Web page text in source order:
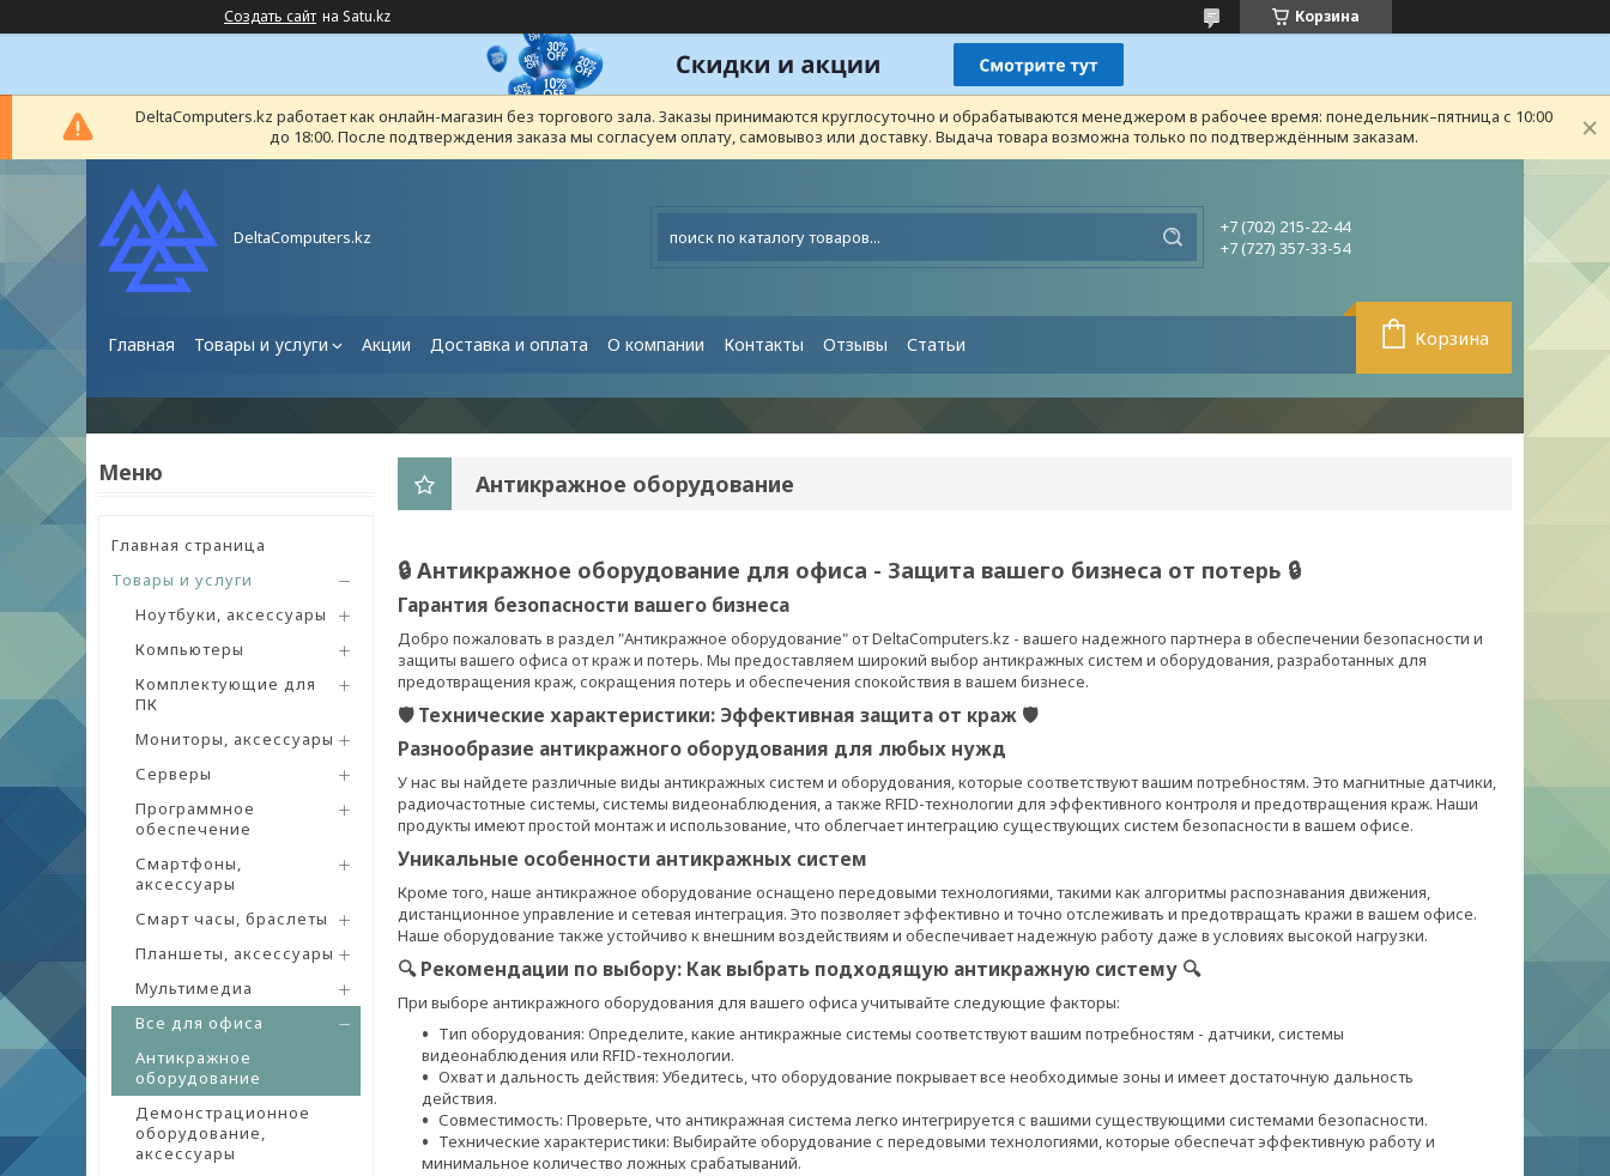
Создать сайт на Satu.kz Корзина
DeltaComputers.kz работает как онлайн-магазин без торгового зала. Заказы принимаются круглосуточно и обрабатываются менеджером в рабочее время: понедельник–пятница с 10:00
до 18:00. После подтверждения заказа мы согласуем оплату, самовывоз или доставку. Выдача товара возможна только по подтверждённым заказам.
DeltaComputers.kz
+7 (702) 215-22-44
+7 (727) 357-33-54
Главная Товары и услуги Акции Доставка и оплата О компании Контакты Отзывы Статьи Корзина
Главная страница
Товары и услуги
Ноутбуки, аксессуары
Компьютеры
Комплектующие для
ПК
Мониторы, аксессуары
Серверы
Программное
обеспечение
Смартфоны,
аксессуары
Смарт часы, браслеты
Планшеты, аксессуары
Мультимедиа
Все для офиса
Антикражное
оборудование
Демонстрационное
оборудование,
аксессуары
Антикражное оборудование
🔒 Антикражное оборудование для офиса - Защита вашего бизнеса от потерь 🔒
Гарантия безопасности вашего бизнеса
Добро пожаловать в раздел "Антикражное оборудование" от DeltaComputers.kz - вашего надежного партнера в обеспечении безопасности и
защиты вашего офиса от краж и потерь. Мы предоставляем широкий выбор антикражных систем и оборудования, разработанных для
предотвращения краж, сокращения потерь и обеспечения спокойствия в вашем бизнесе.
🛡 Технические характеристики: Эффективная защита от краж 🛡
Разнообразие антикражного оборудования для любых нужд
У нас вы найдете различные виды антикражных систем и оборудования, которые соответствуют вашим потребностям. Это магнитные датчики,
радиочастотные системы, системы видеонаблюдения, а также RFID-технологии для эффективного контроля и предотвращения краж. Наши
продукты имеют простой монтаж и использование, что облегчает интеграцию существующих систем безопасности в вашем офисе.
Уникальные особенности антикражных систем
Кроме того, наше антикражное оборудование оснащено передовыми технологиями, такими как алгоритмы распознавания движения,
дистанционное управление и сетевая интеграция. Это позволяет эффективно и точно отслеживать и предотвращать кражи в вашем офисе.
Наше оборудование также устойчиво к внешним воздействиям и обеспечивает надежную работу даже в условиях высокой нагрузки.
🔍 Рекомендации по выбору: Как выбрать подходящую антикражную систему 🔍
При выборе антикражного оборудования для вашего офиса учитывайте следующие факторы:
Тип оборудования: Определите, какие антикражные системы соответствуют вашим потребностям - датчики, системы
видеонаблюдения или RFID-технологии.
Охват и дальность действия: Убедитесь, что оборудование покрывает все необходимые зоны и имеет достаточную дальность
действия.
Совместимость: Проверьте, что антикражная система легко интегрируется с вашими существующими системами безопасности.
Технические характеристики: Выбирайте оборудование с передовыми технологиями, которые обеспечат эффективную работу и
минимальное количество ложных срабатываний.